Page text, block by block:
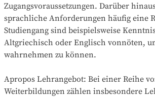
Zugangsvoraussetzungen. Darüber
sprachliche Anforderungen häufig eine
Studiengang sind beispielsweise
Altgriechisch oder Englisch vonnöten,
wahrnehmen zu können.
Apropos Lehrangebot: Bei einer Reihe
Weiterbildungen zählen insbesondere